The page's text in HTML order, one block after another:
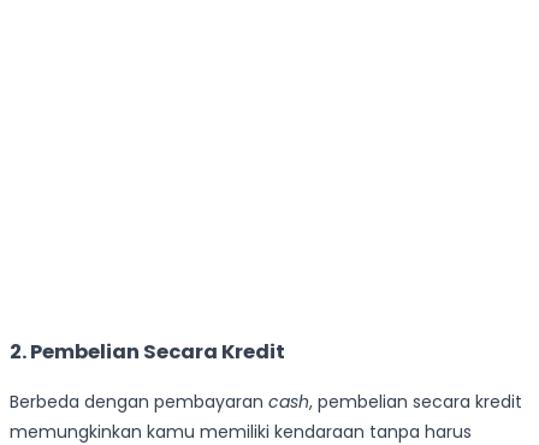
2. Pembelian Secara Kredit
Berbeda dengan pembayaran cash, pembelian secara kredit
memungkinkan kamu memiliki kendaraan tanpa harus